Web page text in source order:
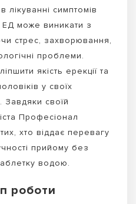
лікуванні симптомів
ЕД може виникати з
стрес, захворювання,
проблеми.
якість ерекції та
у своїх
Завдяки своїй
Професіонал
хто віддає перевагу
прийому без
водою.
роботи